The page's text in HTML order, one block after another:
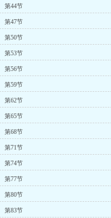
第44节
第47节
第50节
第53节
第56节
第59节
第62节
第65节
第68节
第71节
第74节
第77节
第80节
第83节